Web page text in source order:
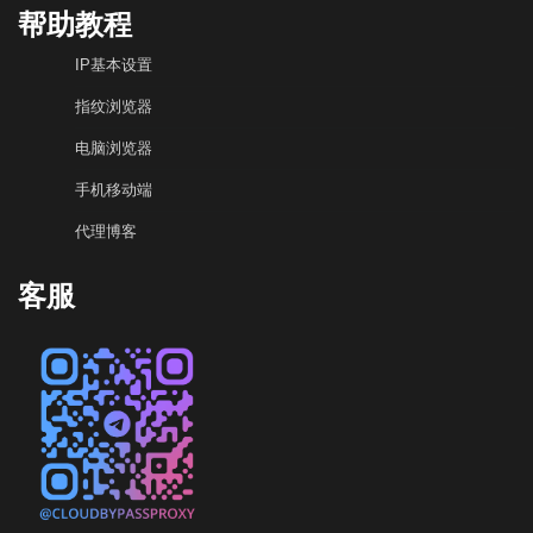
帮助教程
IP基本设置
指纹浏览器
电脑浏览器
手机移动端
代理博客
客服